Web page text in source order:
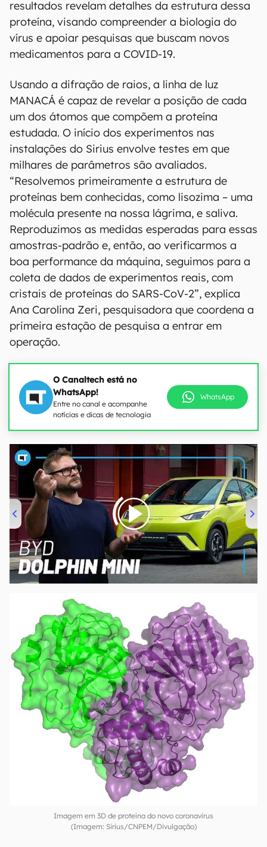
resultados revelam detalhes da estrutura dessa
proteína, visando compreender a biologia do
vírus e apoiar pesquisas que buscam novos
medicamentos para a COVID-19.
Usando a difração de raios, a linha de luz
MANACÁ é capaz de revelar a posição de cada
um dos átomos que compõem a proteína
estudada. O início dos experimentos nas
instalações do Sirius envolve testes em que
milhares de parâmetros são avaliados.
“Resolvemos primeiramente a estrutura de
proteínas bem conhecidas, como lisozima – uma
molécula presente na nossa lágrima, e saliva.
Reproduzimos as medidas esperadas para essas
amostras-padrão e, então, ao verificarmos a
boa performance da máquina, seguimos para a
coleta de dados de experimentos reais, com
cristais de proteínas do SARS-CoV-2”, explica
Ana Carolina Zeri, pesquisadora que coordena a
primeira estação de pesquisa a entrar em
operação.
O Canaltech está no
WhatsApp!
Entre no canal e acompanhe
notícias e dicas de tecnologia
WhatsApp
00:00/04:07
Imagem em 3D de proteína do novo coronavírus
(Imagem: Sirius/CNPEM/Divulgação)